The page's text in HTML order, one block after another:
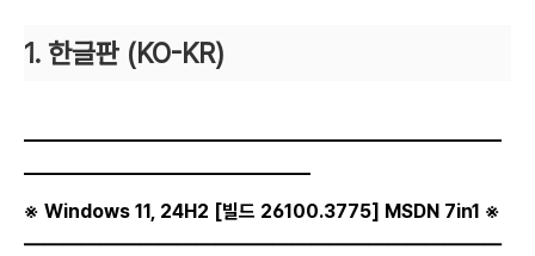
1. 한글판 (KO-KR)
―――――――――――――――――――――――――
―――――――――――――――
※ Windows 11, 24H2 [빌드 26100.3775] MSDN 7in1 ※
―――――――――――――――――――――――――